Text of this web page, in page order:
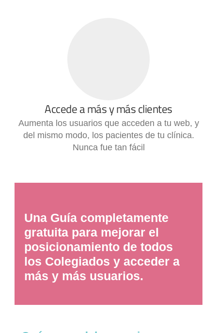
Accede a más y más clientes
Aumenta los usuarios que acceden a tu web, y
del mismo modo, los pacientes de tu clínica.
Nunca fue tan fácil
Una Guía completamente
gratuita para mejorar el
posicionamiento de todos
los Colegiados y acceder a
más y más usuarios.